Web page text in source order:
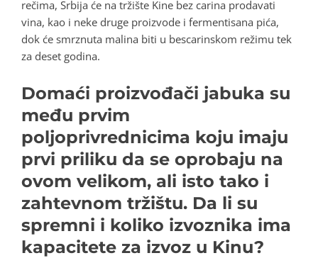
rečima, Srbija će na tržište Kine bez carina prodavati
vina, kao i neke druge proizvode i fermentisana pića,
dok će smrznuta malina biti u bescarinskom režimu tek
za deset godina.
Domaći proizvođači jabuka su
među prvim
poljoprivrednicima koju imaju
prvi priliku da se oprobaju na
ovom velikom, ali isto tako i
zahtevnom tržištu. Da li su
spremni i koliko izvoznika ima
kapacitete za izvoz u Kinu?